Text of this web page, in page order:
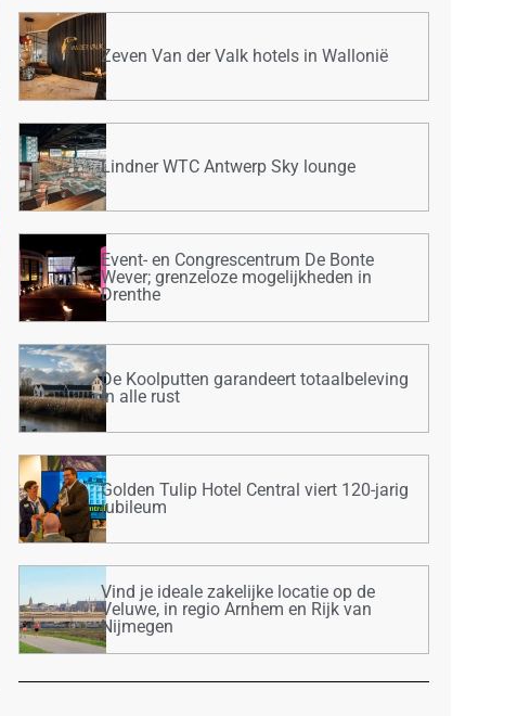
Zeven Van der Valk hotels in Wallonië
Lindner WTC Antwerp Sky lounge
Event- en Congrescentrum De Bonte
Wever; grenzeloze mogelijkheden in
Drenthe
De Koolputten garandeert totaalbeleving
in alle rust
Golden Tulip Hotel Central viert 120-jarig
jubileum
Vind je ideale zakelijke locatie op de
Veluwe, in regio Arnhem en Rijk van
Nijmegen